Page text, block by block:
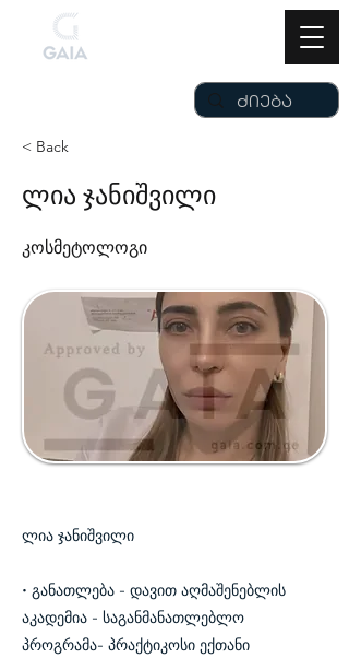
< Back
ლია ჯანიშვილი
კოსმეტოლოგი
ლია ჯანიშვილი
• განათლება - დავით აღმაშენებლის
აკადემია - საგანმანათლებლო
პროგრამა- პრაქტიკოსი ექთანი